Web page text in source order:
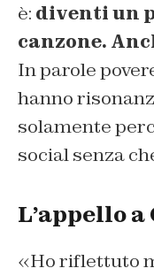
è: diventi un
canzone.
In parole
hanno
solamente
social senza
L’appello a
«Ho riflettuto